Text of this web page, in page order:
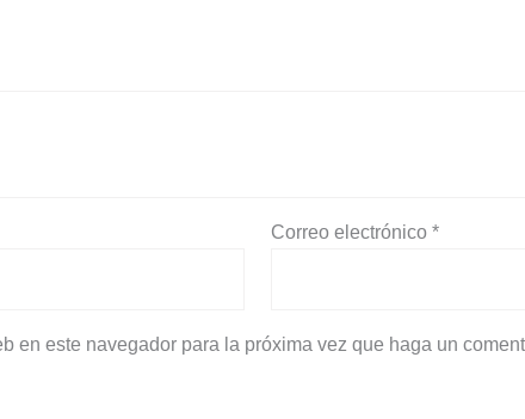
Correo electrónico*
en este navegador para la próxima vez que haga un